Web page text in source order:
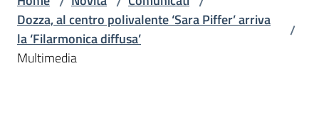
Amministrazione
Dozza, al centro polivalente ‘Sara Piffer’ arriva
la ‘Filarmonica diffusa’
/
Multimedia